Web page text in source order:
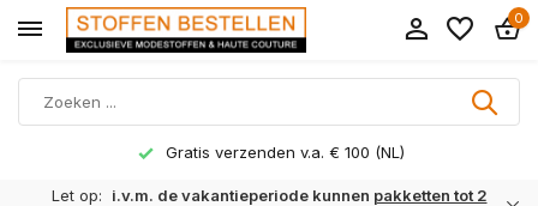
0
Gratis verzenden v.a. € 100 (NL)
Let op: i.v.m. de vakantieperiode kunnen pakketten tot 2